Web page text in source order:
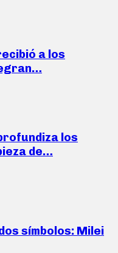
a los
los
de…
símbolos: Milei